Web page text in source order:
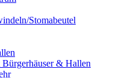
Stomabeutel
& Hallen